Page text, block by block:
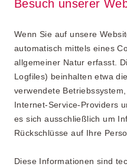
Besuch unserer
Wenn Sie auf unsere
automatisch mittels eines
allgemeiner Natur erfasst.
Logfiles) beinhalten etwa
verwendete
Internet-Service-Providers
es sich ausschließlich um
Rückschlüsse auf Ihre
Diese Informationen sind